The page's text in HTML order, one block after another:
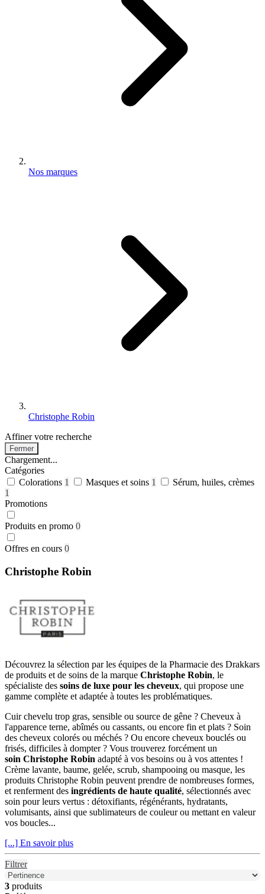
Nos marques
Christophe Robin
Affiner votre recherche
Fermer
Chargement...
Catégories
Colorations 1 Masques et soins 1
Sérum, huiles, crèmes
1
Promotions
Produits en promo 0
Offres en cours 0
Christophe Robin
Découvrez la sélection par les équipes de la Pharmacie des Drakkars
de produits et de soins de la marque Christophe Robin, le
spécialiste des soins de luxe pour les cheveux, qui propose une
gamme complète et adaptée à toutes les problématiques.
Cuir chevelu trop gras, sensible ou source de gêne ? Cheveux à
l'apparence terne, abîmés ou cassants, ou encore fin et plats ? Soin
des cheveux colorés ou méchés ? Ou encore cheveux bouclés ou
frisés, difficiles à dompter ? Vous trouverez forcément un
soin Christophe Robin adapté à vos besoins ou à vos attentes !
Crème lavante, baume, gelée, scrub, shampooing ou masque, les
produits Christophe Robin peuvent prendre de nombreuses formes,
et renferment des ingrédients de haute qualité, sélectionnés avec
soin pour leurs vertus : détoxifiants, régénérants, hydratants,
volumisants, ainsi que sublimateurs de couleur ou mettant en valeur
vos boucles...
[...] En savoir plus
Filtrer
3 produits